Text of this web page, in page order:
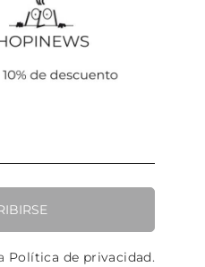
Política de privacidad.